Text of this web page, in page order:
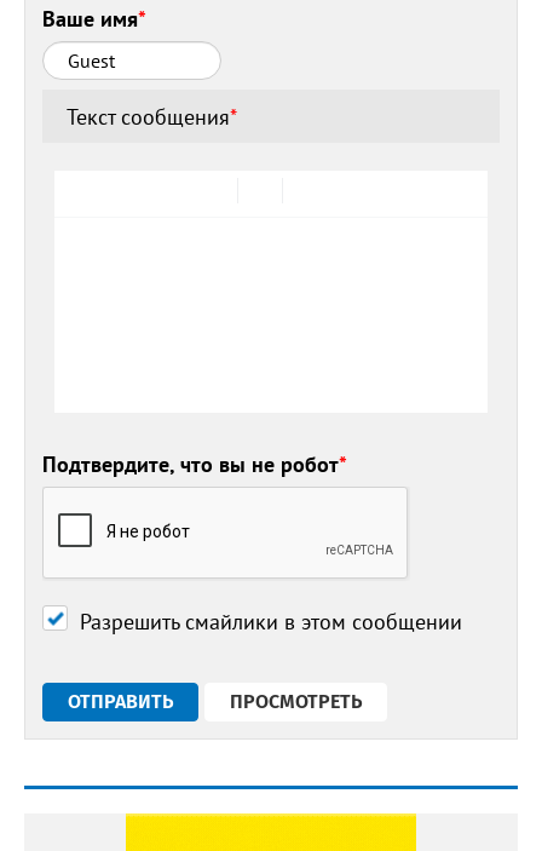
Ваше имя*
Текст сообщения*
Подтвердите, что вы не робот*
Разрешить смайлики в этом сообщении